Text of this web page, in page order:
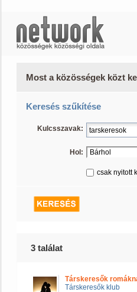
Most a közösségek közt
Keresés szűkítése
Kulcsszavak:
Hol:
csak nyitott
3 találat
Társkeresők
Társkeresők klub